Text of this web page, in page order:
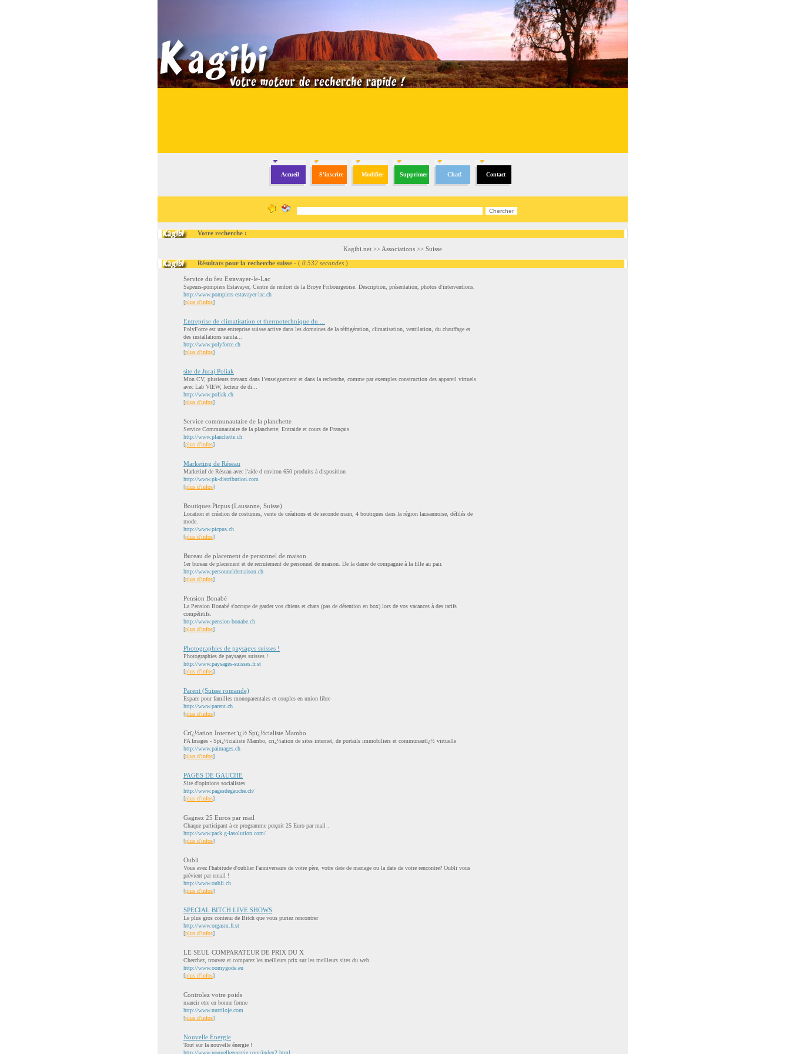
Accueil S'inscrire Modifier Supprimer Chat! Contact
Votre recherche :
Kagibi.net >> Associations >> Suisse
Résultats pour la recherche suisse - ( 0.532 secondes )
Service du feu Estavayer-le-Lac
Sapeurs-pompiers Estavayer, Centre de renfort de la Broye Fribourgeoise. Description, présentation, photos d'interventions.
http://www.pompiers-estavayer-lac.ch
[plus d'infos]
Entreprise de climatisation et thermotechnique du ...
PolyForce est une entreprise suisse active dans les domaines de la réfrigération, climatisation, ventilation, du chauffage et
des installations sanita...
http://www.polyforce.ch
[plus d'infos]
site de Juraj Poliak
Mon CV, plusieurs travaux dans l’enseignement et dans la recherche, comme par exemples construction des appareil virtuels
avec Lab VIEW, lecteur de di...
http://www.poliak.ch
[plus d'infos]
Service communautaire de la planchette
Service Communautaire de la planchette; Entraide et cours de Français
http://www.planchette.ch
[plus d'infos]
Marketing de Réseau
Marketinf de Réseau avec l'aide d environ 650 produits à disposition
http://www.pk-distribution.com
[plus d'infos]
Boutiques Picpus (Lausanne, Suisse)
Location et création de costumes, vente de créations et de seconde main, 4 boutiques dans la région lausannoise, défilés de
mode.
http://www.picpus.ch
[plus d'infos]
Bureau de placement de personnel de maison
1er bureau de placement et de recrutement de personnel de maison. De la dame de compagnie à la fille au pair.
http://www.personneldemaison.ch
[plus d'infos]
Pension Bonabé
La Pension Bonabé s'occupe de garder vos chiens et chats (pas de détention en box) lors de vos vacances à des tarifs
compétitifs.
http://www.pension-bonabe.ch
[plus d'infos]
Photographies de paysages suisses !
Photographies de paysages suisses !
http://www.paysages-suisses.fr.st
[plus d'infos]
Parent (Suisse romande)
Espace pour familles monoparentales et couples en union libre
http://www.parent.ch
[plus d'infos]
Crï¿½ation Internet ï¿½ Spï¿½cialiste Mambo
PA Images - Spï¿½cialiste Mambo, crï¿½ation de sites internet, de portails immobiliers et communautï¿½ virtuelle
http://www.paimages.ch
[plus d'infos]
PAGES DE GAUCHE
Site d'opinions socialistes
http://www.pagesdegauche.ch/
[plus d'infos]
Gagnez 25 Euros par mail
Chaque participant à ce programme perçoit 25 Euro par mail .
http://www.pack.g-lasolution.com/
[plus d'infos]
Oubli
Vous avez l'habitude d'oublier l'anniversaire de votre père, votre date de mariage ou la date de votre rencontre? Oubli vous
prévient par email !
http://www.oubli.ch
[plus d'infos]
SPECIAL BITCH LIVE SHOWS
Le plus gros contenu de Bitch que vous puriez rencontrer
http://www.orgasm.fr.st
[plus d'infos]
LE SEUL COMPARATEUR DE PRIX DU X
Cherchez, trouvez et comparez les meilleurs prix sur les meilleurs sites du web.
http://www.oomygode.eu
[plus d'infos]
Controlez votre poids
mancir etre en bonne forme
http://www.nutriloje.com
[plus d'infos]
Nouvelle Energie
Tout sur la nouvelle énergie !
http://www.nouvelleenergie.com/index2.html